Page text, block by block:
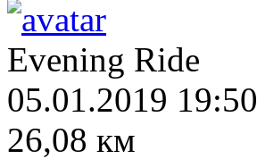
Evening Ride
05.01.2019 19:50
26,08 км